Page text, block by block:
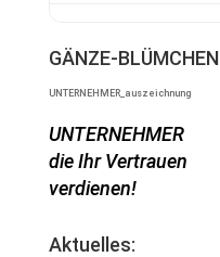
GÄNZE-BLÜMCHEN
UNTERNEHMER_auszeichnung
UNTERNEHMER
die Ihr Vertrauen
verdienen!
Aktuelles: